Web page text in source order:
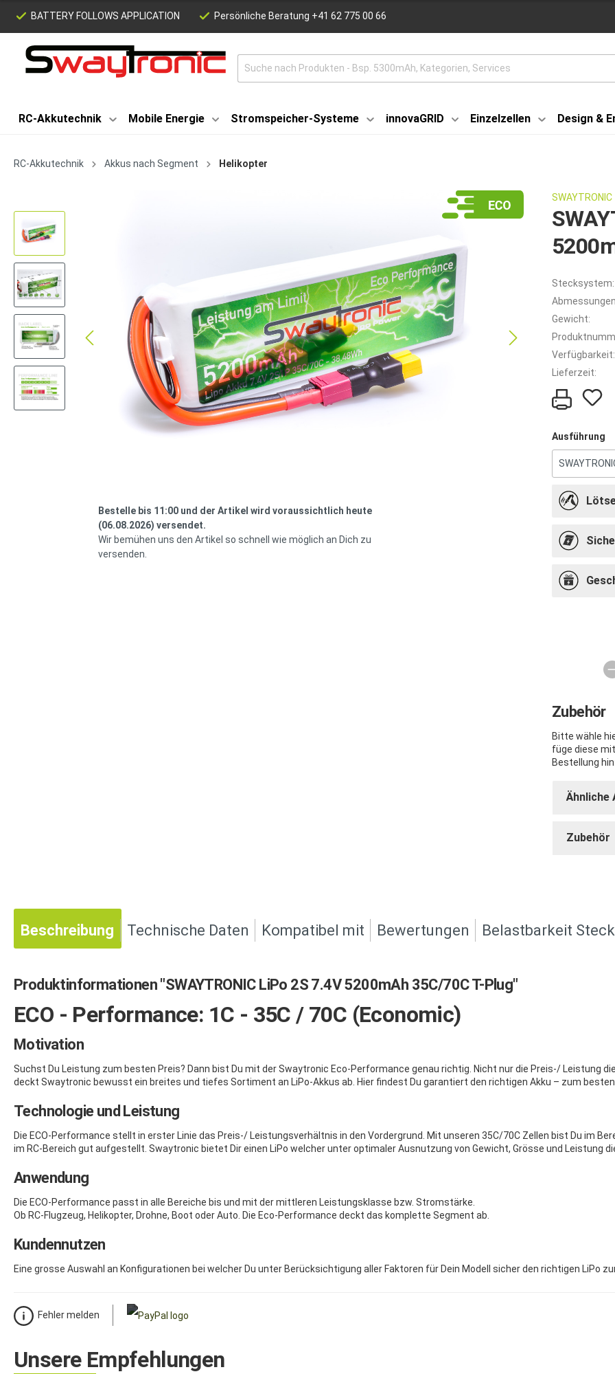
BATTERY FOLLOWS APPLICATION Persönliche Beratung +41 62 775 00 66
RC-Akkutechnik Mobile Energie Stromspeicher-Systeme innovaGRID Einzelzellen Design &
RC-Akkutechnik Akkus nach Segment Helikopter
Bestelle bis 11:00 und der Artikel wird voraussichtlich heute
(06.08.2026) versendet.
Wir bemühen uns den Artikel so schnell wie möglich an Dich zu
versenden.
SWAYTRONIC
Stecksystem:
Gewicht:
Verfügbarkeit:
Lieferzeit:
Ausführung
Zubehör
Bitte wähle
füge diese
Bestellung
Ähnliche
Zubehör
Beschreibung Technische Daten Kompatibel mit Bewertungen Belastbarkeit
Produktinformationen "SWAYTRONIC LiPo 2S 7.4V 5200mAh 35C/70C T-Plug"
ECO - Performance: 1C - 35C / 70C (Economic)
Motivation
Suchst Du Leistung zum besten Preis? Dann bist Du mit der Swaytronic Eco-Performance genau richtig. Nicht nur die Preis-/ Leistung
deckt Swaytronic bewusst ein breites und tiefes Sortiment an LiPo-Akkus ab. Hier findest Du garantiert den richtigen Akku – zum besten
Technologie und Leistung
Die ECO-Performance stellt in erster Linie das Preis-/ Leistungsverhältnis in den Vordergrund. Mit unseren 35C/70C Zellen bist Du im
im RC-Bereich gut aufgestellt. Swaytronic bietet Dir einen LiPo welcher unter optimaler Ausnutzung von Gewicht, Grösse und Leistung
Anwendung
Die ECO-Performance passt in alle Bereiche bis und mit der mittleren Leistungsklasse bzw. Stromstärke.
Ob RC-Flugzeug, Helikopter, Drohne, Boot oder Auto. Die Eco-Performance deckt das komplette Segment ab.
Kundennutzen
Eine grosse Auswahl an Konfigurationen bei welcher Du unter Berücksichtigung aller Faktoren für Dein Modell sicher den richtigen LiPo
Fehler melden
Unsere Empfehlungen